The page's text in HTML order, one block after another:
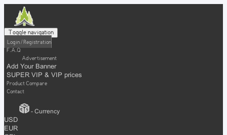
Toggle navigation
Login / Registration
F.A.Q
Advertisement
Add Your Banner
SUPER VIP & VIP prices
Product Compare
Contact
- Currency
USD
EUR